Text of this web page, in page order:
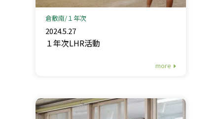
倉敷南 １年次
2024.5.27
１年次LHR活動
more